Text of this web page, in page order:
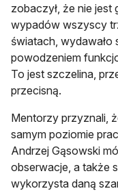
zobaczył, że nie
wypadów wszyscy
światach, wydawało
powodzeniem
To jest szczelina,
przecisną.
Mentorzy przyznali,
samym poziomie
Andrzej Gąsowski
obserwacje, a także
wykorzysta daną